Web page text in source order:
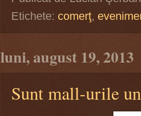
Etichete: comerţ,
luni, august 19, 2013
Sunt mall-urile